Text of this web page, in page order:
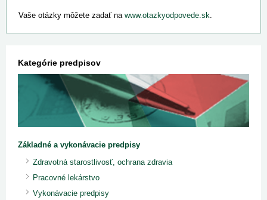
Vaše otázky môžete zadať na www.otazkyodpovede.sk.
Kategórie predpisov
Základné a vykonávacie predpisy
Zdravotná starostlivosť, ochrana zdravia
Pracovné lekárstvo
Vykonávacie predpisy